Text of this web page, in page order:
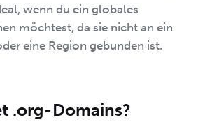
wenn du ein globales
möchtest, da sie nicht an ein
eine Region gebunden ist.
.org-Domains?